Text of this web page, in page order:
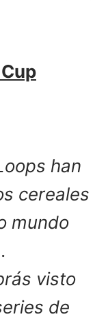
han
cereales
mundo
visto
de